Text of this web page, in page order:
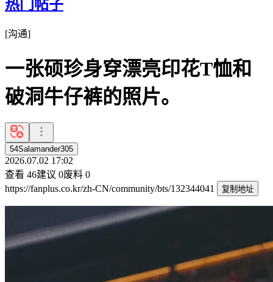
热门帖子
[沟通]
一张硕珍身穿漂亮印花T恤和
破洞牛仔裤的照片。
54Salamander305
2026.07.02 17:02
查看 46建议 0废料 0
https://fanplus.co.kr/zh-CN/community/bts/132344041
复制地址